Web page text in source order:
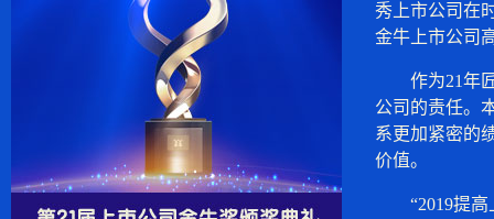
秀上市公司在
金牛上市公司
作为21年匠
公司的责任。
系更加紧密的
价值。
“2019提高上